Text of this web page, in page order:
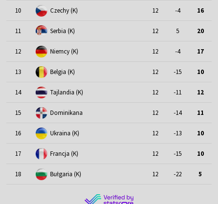
10 Czechy (K) 12 -4 16
11 Serbia (K) 12 5 20
12 Niemcy (K) 12 -4 17
13 Belgia (K) 12 -15 10
14 Tajlandia (K) 12 -11 12
15 Dominikana 12 -14 11
16 Ukraina (K) 12 -13 10
17 Francja (K) 12 -15 10
18 Bułgaria (K) 12 -22 5